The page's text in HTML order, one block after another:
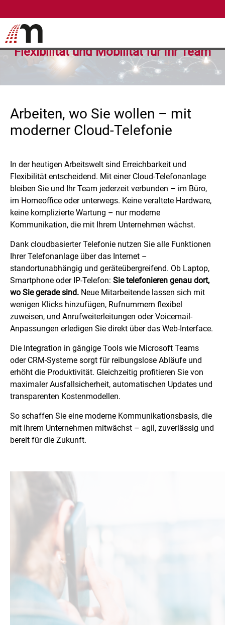
Flexibilität und Mobilität für Ihr Team
Arbeiten, wo Sie wollen – mit
moderner Cloud-Telefonie
In der heutigen Arbeitswelt sind Erreichbarkeit und
Flexibilität entscheidend. Mit einer Cloud-Telefonanlage
bleiben Sie und Ihr Team jederzeit verbunden – im Büro,
im Homeoffice oder unterwegs. Keine veraltete Hardware,
keine komplizierte Wartung – nur moderne
Kommunikation, die mit Ihrem Unternehmen wächst.
Dank cloudbasierter Telefonie nutzen Sie alle Funktionen
Ihrer Telefonanlage über das Internet –
standortunabhängig und geräteübergreifend. Ob Laptop,
Smartphone oder IP-Telefon: Sie telefonieren genau dort,
wo Sie gerade sind. Neue Mitarbeitende lassen sich mit
wenigen Klicks hinzufügen, Rufnummern flexibel
zuweisen, und Anrufweiterleitungen oder Voicemail-
Anpassungen erledigen Sie direkt über das Web-Interface.
Die Integration in gängige Tools wie Microsoft Teams
oder CRM-Systeme sorgt für reibungslose Abläufe und
erhöht die Produktivität. Gleichzeitig profitieren Sie von
maximaler Ausfallsicherheit, automatischen Updates und
transparenten Kostenmodellen.
So schaffen Sie eine moderne Kommunikationsbasis, die
mit Ihrem Unternehmen mitwächst – agil, zuverlässig und
bereit für die Zukunft.